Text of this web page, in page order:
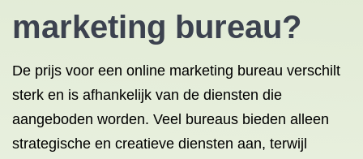
marketing bureau?
De prijs voor een online marketing bureau verschilt
sterk en is afhankelijk van de diensten die
aangeboden worden. Veel bureaus bieden alleen
strategische en creatieve diensten aan, terwijl